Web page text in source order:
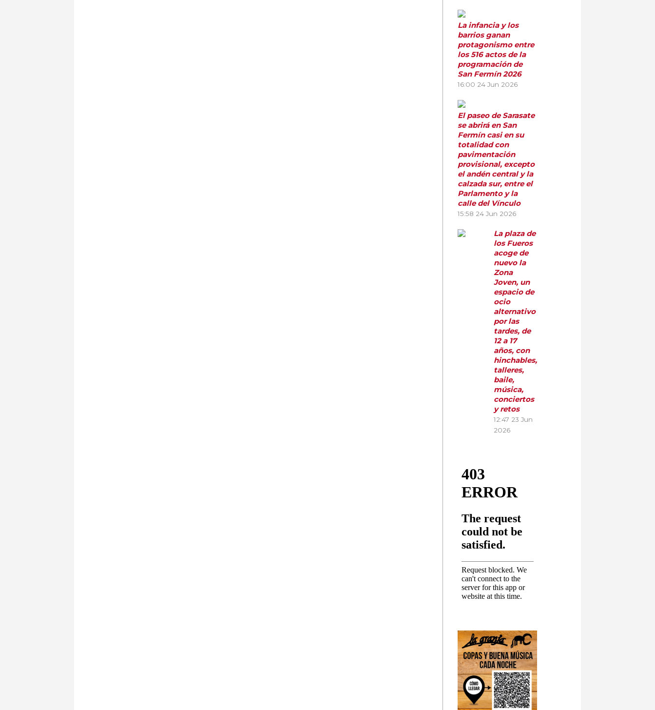
La infancia y los
barrios ganan
protagonismo entre
los 516 actos de la
programación de
San Fermín 2026
16:00 24 Jun 2026
El paseo de Sarasate
se abrirá en San
Fermín casi en su
totalidad con
pavimentación
provisional, excepto
el andén central y la
calzada sur, entre el
Parlamento y la
calle del Vínculo
15:58 24 Jun 2026
La plaza de
los Fueros
acoge de
nuevo la
Zona
Joven, un
espacio de
ocio
alternativo
por las
tardes, de
12 a 17
años, con
hinchables,
talleres,
baile,
música,
conciertos
y retos
12:47 23 Jun
2026